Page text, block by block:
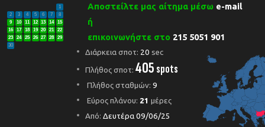
1
2
3 4 5 6 7
8
9
10 11 12 13 14
15
16
17 18 19 20 21
22
23
24 25 26 27 28
29
30
Αποστείλτε μας αίτημα μέσω e-mail
ή
επικοινωνήστε στο 215 5051 901
Διάρκεια σποτ: 20 sec
Πλήθος σποτ: 405 spots
Πλήθος σταθμών: 9
Εύρος πλάνου: 21 μέρες
Από: Δευτέρα 09/06/25